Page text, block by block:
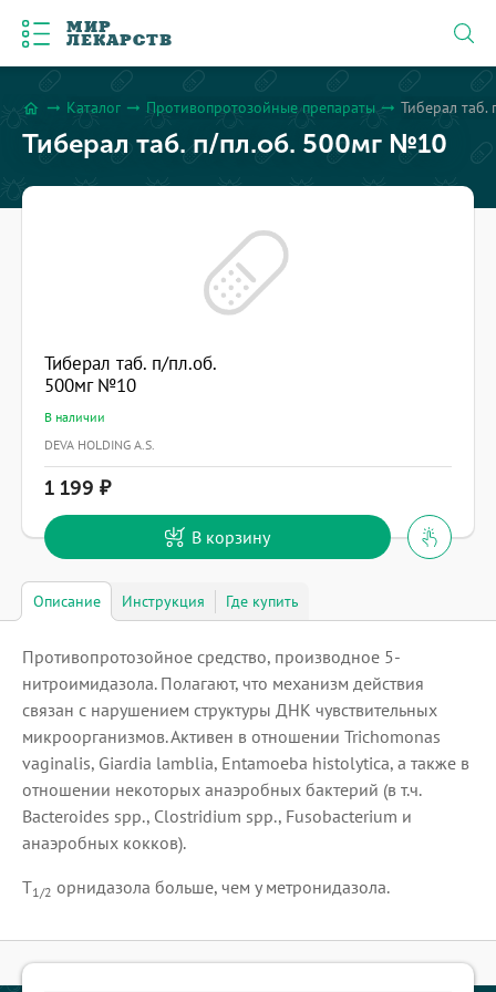
МИР
ЛЕКАРСТВ
home arrow_right_alt Каталог arrow_right_alt Противопротозойные препараты arrow_right_alt Тиберал
Тиберал таб. п/пл.об. 500мг №10
Тиберал таб. п/пл.об.
500мг №10
В наличии
DEVA HOLDING A.S.
1 199
В корзину
Описание Инструкция Где купить
Противопротозойное средство, производное 5-
нитроимидазола. Полагают, что механизм действия
связан с нарушением структуры ДНК чувствительных
микроорганизмов. Активен в отношении Trichomonas
vaginalis, Giardia lamblia, Entamoeba histolytica, а также в
отношении некоторых анаэробных бактерий (в т.ч.
Bacteroides spp., Clostridium spp., Fusobacterium и
анаэробных кокков).
Т1/2 орнидазола больше, чем у метронидазола.